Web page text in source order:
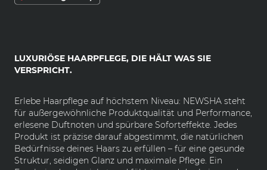
LUXURIÖSE HAARPFLEGE, DIE HÄLT WAS SIE
VERSPRICHT.
Erlebe Haarpflege auf höchstem Niveau: NEWSHA steht
für außergewöhnliche Produktqualität und Performance,
erlesene Duftnoten und spürbare Soforteffekte. Jedes
Produkt ist präzise darauf abgestimmt, die natürlichen
Bedürfnisse deines Haars zu erfüllen – für eine gesunde
Struktur, seidigen Glanz und maximale Pflege. Ein